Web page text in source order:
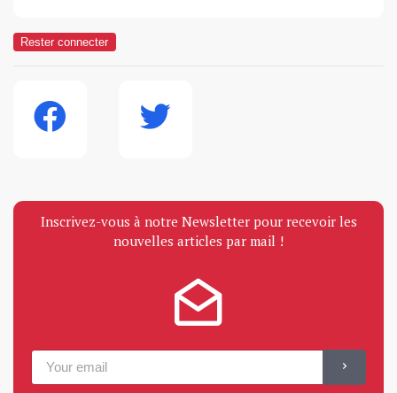
Rester connecter
Inscrivez-vous à notre Newsletter pour recevoir les
nouvelles articles par mail !